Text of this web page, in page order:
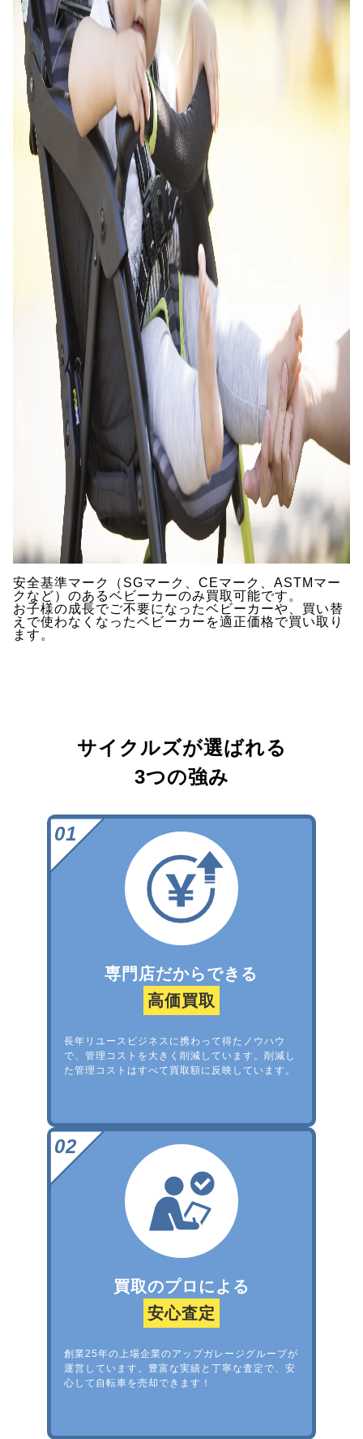
安全基準マーク（SGマーク、CEマーク、ASTMマー
クなど）のあるベビーカーのみ買取可能です。
お子様の成長でご不要になったベビーカーや、買い替
えで使わなくなったベビーカーを適正価格で買い取り
ます。
サイクルズが選ばれる
3つの強み
専門店だからできる
高価買取
長年リユースビジネスに携わって得たノウハウ
で、管理コストを大きく削減しています。削減し
た管理コストはすべて買取額に反映しています。
買取のプロによる
安心査定
創業25年の上場企業のアップガレージグループが
運営しています。豊富な実績と丁寧な査定で、安
心して自転車を売却できます！